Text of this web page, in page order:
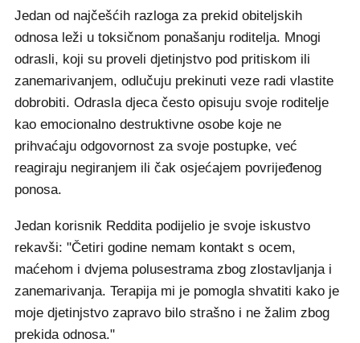
Jedan od najčešćih razloga za prekid obiteljskih
odnosa leži u toksičnom ponašanju roditelja. Mnogi
odrasli, koji su proveli djetinjstvo pod pritiskom ili
zanemarivanjem, odlučuju prekinuti veze radi vlastite
dobrobiti. Odrasla djeca često opisuju svoje roditelje
kao emocionalno destruktivne osobe koje ne
prihvaćaju odgovornost za svoje postupke, već
reagiraju negiranjem ili čak osjećajem povrijeđenog
ponosa.
Jedan korisnik Reddita podijelio je svoje iskustvo
rekavši: "Četiri godine nemam kontakt s ocem,
maćehom i dvjema polusestrama zbog zlostavljanja i
zanemarivanja. Terapija mi je pomogla shvatiti kako je
moje djetinjstvo zapravo bilo strašno i ne žalim zbog
prekida odnosa."